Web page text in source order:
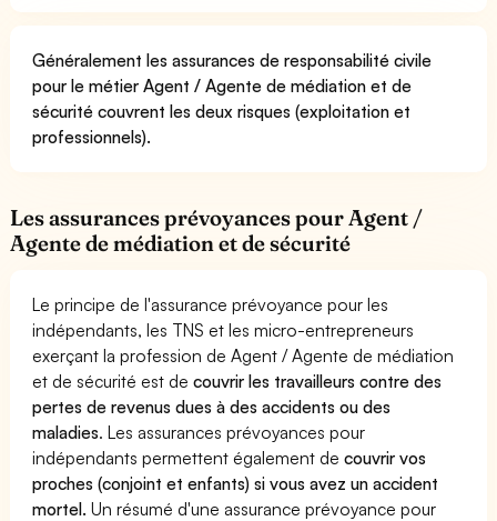
Généralement les assurances de responsabilité civile
pour le métier Agent / Agente de médiation et de
sécurité couvrent les deux risques (exploitation et
professionnels).
Les assurances prévoyances pour Agent /
Agente de médiation et de sécurité
Le principe de l'assurance prévoyance pour les
indépendants, les TNS et les micro-entrepreneurs
exerçant la profession de Agent / Agente de médiation
et de sécurité est decouvrir les travailleurs contre des
pertes de revenus dues à des accidents ou des
maladies. Les assurances prévoyances pour
indépendants permettent également decouvrir vos
proches (conjoint et enfants) si vous avez un accident
mortel. Un résumé d'une assurance prévoyance pour